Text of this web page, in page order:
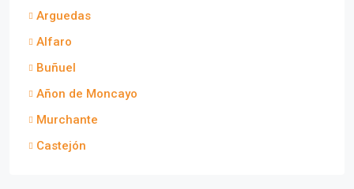
Arguedas
Alfaro
Buñuel
Añon de Moncayo
Murchante
Castejón